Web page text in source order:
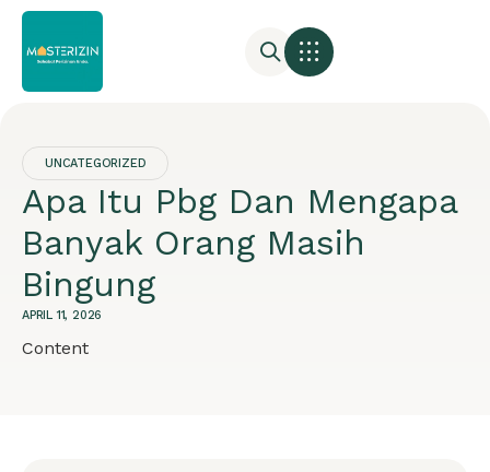
UNCATEGORIZED
Apa Itu Pbg Dan Mengapa
Banyak Orang Masih
Bingung
APRIL 11, 2026
Content